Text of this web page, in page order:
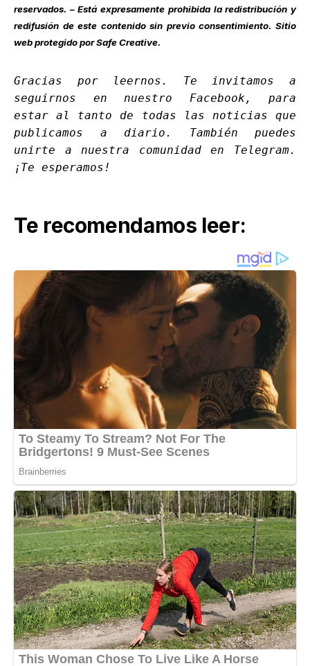
reservados. – Está expresamente prohibida la redistribución y
redifusión de este contenido sin previo consentimiento. Sitio
web protegido por Safe Creative.
Gracias por leernos. Te invitamos a
seguirnos en nuestro Facebook , para
estar al tanto de todas las noticias que
publicamos a diario. También puedes
unirte a nuestra comunidad en Telegram.
¡Te esperamos!
Te recomendamos leer: